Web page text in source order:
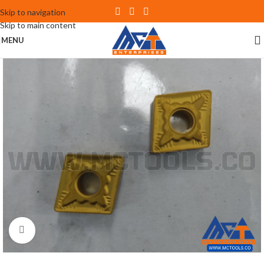
Skip to navigation
Skip to main content
MENU
Click to enlarge